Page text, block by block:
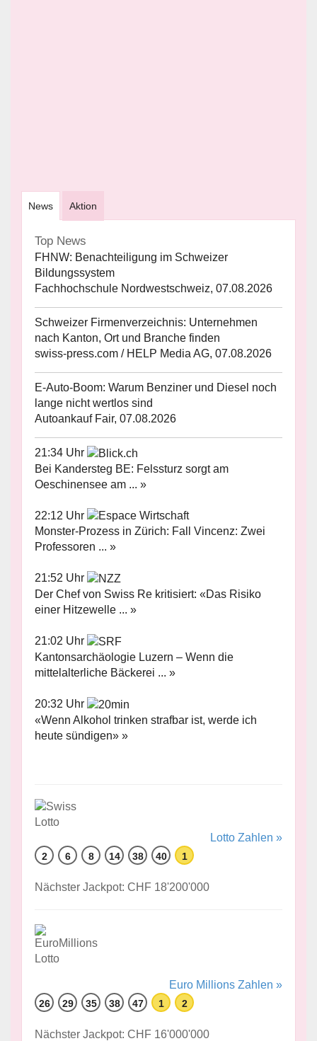
News Aktion
Top News
FHNW: Benachteiligung im Schweizer
Bildungssystem
Fachhochschule Nordwestschweiz, 07.08.2026
Schweizer Firmenverzeichnis: Unternehmen
nach Kanton, Ort und Branche finden
swiss-press.com / HELP Media AG, 07.08.2026
E-Auto-Boom: Warum Benziner und Diesel noch
lange nicht wertlos sind
Autoankauf Fair, 07.08.2026
21:34 Uhr
Bei Kandersteg BE: Felssturz sorgt am
Oeschinensee am ... »
22:12 Uhr
Monster-Prozess in Zürich: Fall Vincenz: Zwei
Professoren ... »
21:52 Uhr
Der Chef von Swiss Re kritisiert: «Das Risiko
einer Hitzewelle ... »
21:02 Uhr
Kantonsarchäologie Luzern – Wenn die
mittelalterliche Bäckerei ... »
20:32 Uhr
«Wenn Alkohol trinken strafbar ist, werde ich
heute sündigen» »
Lotto Zahlen »
2 6 8 14 38 40 1
Nächster Jackpot: CHF 18'200'000
Euro Millions Zahlen »
26 29 35 38 47 1 2
Nächster Jackpot: CHF 16'000'000